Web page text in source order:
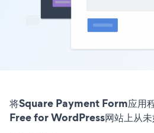
将Square Payment Form应用
Free for WordPress网站上从未